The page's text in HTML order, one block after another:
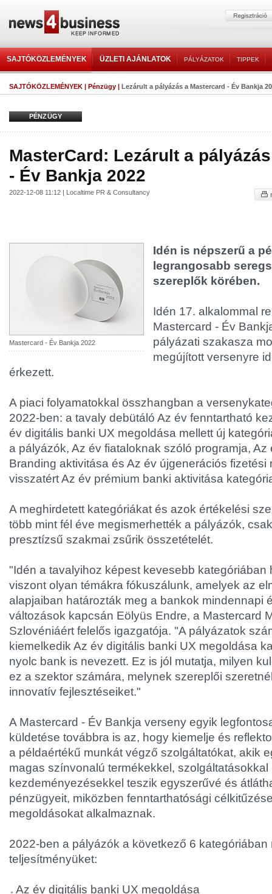
SAJTÓKÖZLEMÉNYEK ÜZLETI AJÁNLATOK PÁLYÁZATOK TIPPEK
SAJTÓKÖZLEMÉNYEK | Pénzügy | Lezárult a pályázás a Mastercard - Év Bankja
PÉNZÜGY
MasterCard: Lezárult a
- Év Bankja 2022
2022-12-08 11:12 | Localtime PR & Consultancy
Mastercard - Év Bankja 2022
Idén is népszerű a
legrangosabb
szereplők körében.
Idén 17. alkalommal
Mastercard - Év
pályázati szakasza
megújított versenyre
érkezett.
A piaci folyamatokkal összhangban a
2022-ben: a tavaly debütáló Az év fenntartható
év digitális banki UX megoldása mellett új
a pályázók, Az év fiataloknak szóló programja, Az
Branding aktivitása és Az év újgenerációs fizetési
visszatért Az év prémium banki aktivitása
A meghirdetett kategóriákat és azok értékelési
több mint fél éve megismerhették a pályázók,
presztízsű szakmai zsűrik összetételét.
"Idén a tavalyihoz képest kevesebb kategóriában
viszont olyan témákra fókuszálunk, amelyek az
alapjaiban határozták meg a bankok mindennapi
változások kapcsán Eölyüs Endre, a Mastercard
Szlovéniáért felelős igazgatója. "A pályázatok
kiemelkedik Az év digitális banki UX megoldása
nyolc bank is nevezett. Ez is jól mutatja, milyen
ez a szektor számára, melynek szereplői
innovatív fejlesztéseiket."
A Mastercard - Év Bankja verseny egyik
küldetése továbbra is az, hogy kiemelje és
a példaértékű munkát végző szolgáltatókat, akik
magas színvonalú termékekkel, szolgáltatásokkal
kezdeményezésekkel teszik egyszerűvé és
pénzügyeit, miközben fenntarthatósági
megoldásokat alkalmaznak.
2022-ben a pályázók a következő 6 kategóriában
teljesítményüket:
Az év digitális banki UX megoldása